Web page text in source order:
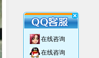
在线咨询
在线咨询